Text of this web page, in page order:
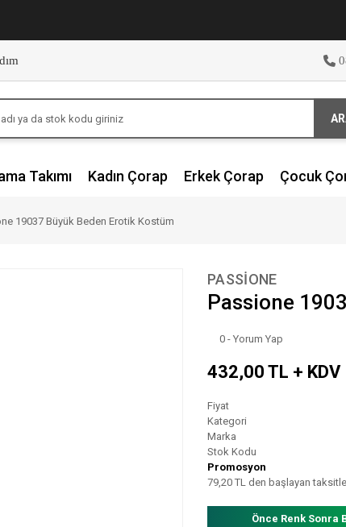
Takımı Kadın Çorap Erkek Çorap Çocuk
19037 Büyük Beden Erotik Kostüm
PASSİONE
Passione
0 - Yorum Yap
432,00 TL + KDV
Fiyat
Kategori
Marka
Stok Kodu
Promosyon
79,20 TL den başlayan
Önce Renk Sonra